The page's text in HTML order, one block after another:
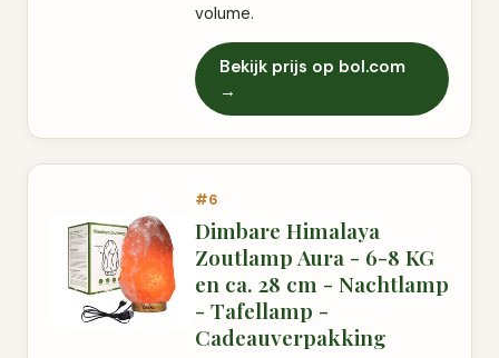
volume.
Bekijk prijs op bol.com
→
#6
Dimbare Himalaya
Zoutlamp Aura - 6-8 KG
en ca. 28 cm - Nachtlamp
- Tafellamp -
Cadeauverpakking